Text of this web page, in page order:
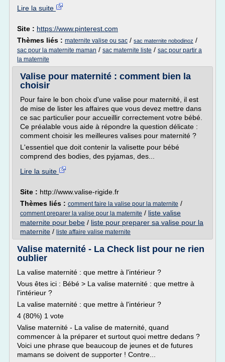
Lire la suite
Site : https://www.pinterest.com
Thèmes liés : maternite valise ou sac / sac maternite nobodinoz /
sac pour la maternite maman / sac maternite liste / sac pour partir a
la maternite
Valise pour maternité : comment bien la
choisir
Pour faire le bon choix d'une valise pour maternité, il est
de mise de lister les affaires que vous devez mettre dans
ce sac particulier pour accueillir correctement votre bébé.
Ce préalable vous aide à répondre la question délicate :
comment choisir les meilleures valises pour maternité ?
L'essentiel que doit contenir la valisette pour bébé
comprend des bodies, des pyjamas, des...
Lire la suite
Site : http://www.valise-rigide.fr
Thèmes liés : comment faire la valise pour la maternite /
comment preparer la valise pour la maternite / liste valise
maternite pour bebe / liste pour preparer sa valise pour la
maternite / liste affaire valise maternite
Valise maternité - La Check list pour ne rien
oublier
La valise maternité : que mettre à l'intérieur ?
Vous êtes ici : Bébé > La valise maternité : que mettre à
l'intérieur ?
La valise maternité : que mettre à l'intérieur ?
4 (80%) 1 vote
Valise maternité - La valise de maternité, quand
commencer à la préparer et surtout quoi mettre dedans ?
Voici une phrase que beaucoup de jeunes et de futures
mamans se doivent de supporter ! Contre...